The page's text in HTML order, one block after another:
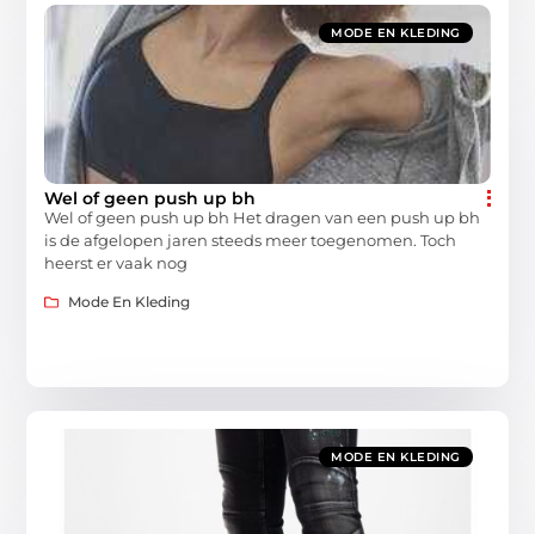
MODE EN KLEDING
Wel of geen push up bh
Wel of geen push up bh Het dragen van een push up bh
is de afgelopen jaren steeds meer toegenomen. Toch
heerst er vaak nog
Mode En Kleding
MODE EN KLEDING